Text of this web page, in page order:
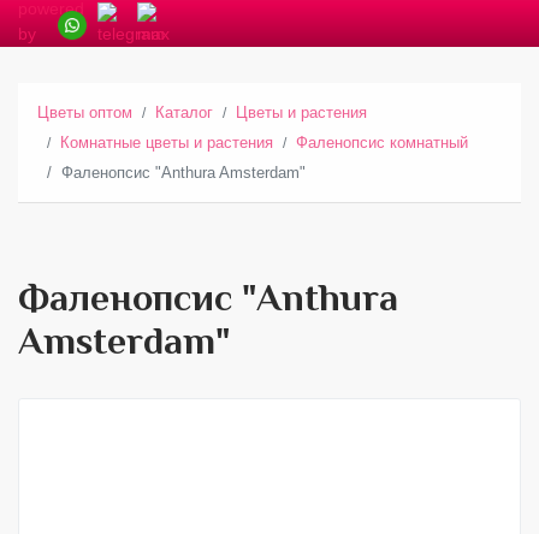
Цветы оптом Каталог
Цветы и растения
Комнатные цветы и растения
Фаленопсис комнатный
Фаленопсис "Anthura Amsterdam"
Фаленопсис "Anthura
Amsterdam"